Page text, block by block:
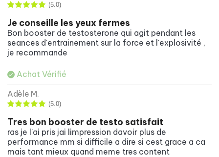
(5.0)
Je conseille les yeux fermes
Bon booster de testosterone qui agit pendant les
seances d'entrainement sur la force et l'explosivité ,
je recommande
Achat Vérifié
Adèle M.
(5.0)
tres bon booster de testo satisfait
ras je l'ai pris jai limpression davoir plus de
performance mm si difficile a dire si cest grace a ca
mais tant mieux quand meme tres content